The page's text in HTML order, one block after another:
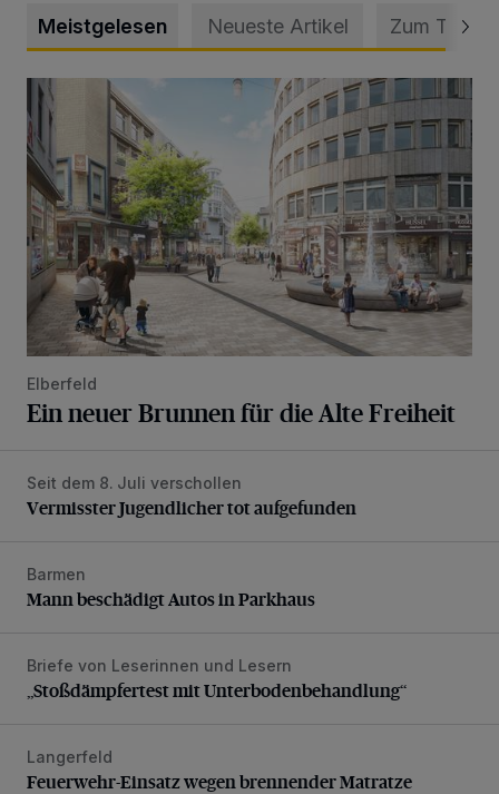
Meistgelesen Neueste Artikel Zum Thema
Ein neuer Brunnen für die Alte Freiheit
Elberfeld
Ein neuer Brunnen für die Alte Freiheit
Vermisster Jugendlicher tot aufgefunden
Seit dem 8. Juli verschollen
Vermisster Jugendlicher tot aufgefunden
Mann beschädigt Autos in Parkhaus
Barmen
Mann beschädigt Autos in Parkhaus
„Stoßdämpfertest mit Unterbodenbehandlung“
Briefe von Leserinnen und Lesern
„Stoßdämpfertest mit Unterbodenbehandlung“
Feuerwehr-Einsatz wegen brennender Matratze
Langerfeld
Feuerwehr-Einsatz wegen brennender Matratze